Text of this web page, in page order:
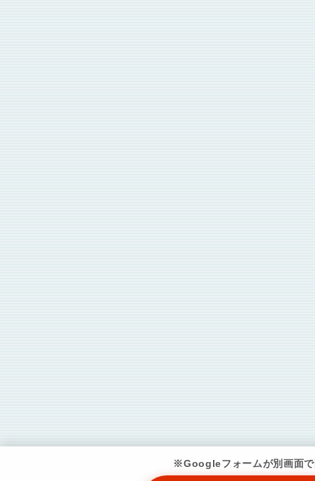
※Googleフォームが別画面で